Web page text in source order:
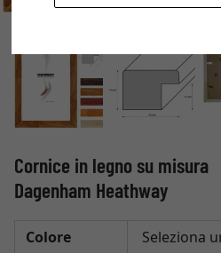
Cornice in legno su misura
Dagenham Heathway
Colore